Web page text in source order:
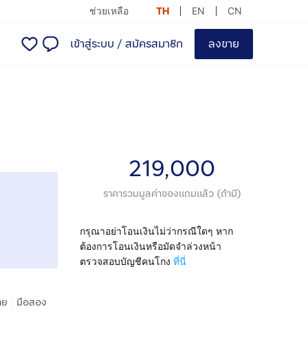
ช่วยเหลือ TH EN CN
เข้าสู่ระบบ / สมัครสมาชิก ลงขาย
มือสอง
219,000
ราคารวมมูลค่าของแถมแล้ว (ถ้ามี)
กรุณาอย่าโอนเงินไม่ว่ากรณีใดๆ หาก
ต้องการโอนเงินหรือมัดจำล่วงหน้า
ตรวจสอบบัญชีคนโกง ที่นี่